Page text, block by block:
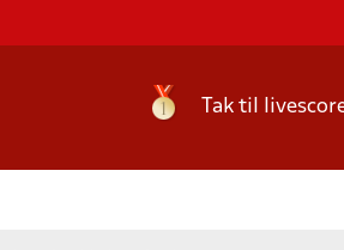
Tak til